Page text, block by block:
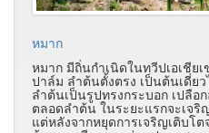
หมาก
หมาก มีถิ่นกำเนิดในทวีปเอเชีย
ปาล์ม ลำต้นตั้งตรง เป็นต้นเดี่ย
ลำต้นเป็นรูปทรงกระบอก เปลื
ตลอดลำต้น ในระยะแรกจะเจ
แต่หลังจากหยุดการเจริญเติบโ